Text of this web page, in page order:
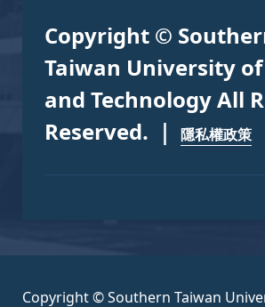
Copyright ©
Taiwan University of
and Technology All
Reserved. ｜
隱私權政策
Copyright © Southern Taiwan